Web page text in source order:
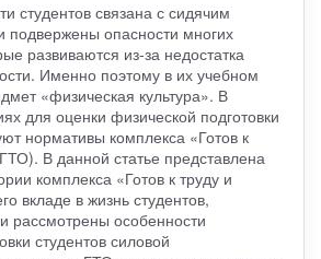
студентов связана с сидячим
подвержены опасности многих
развиваются из-за недостатка
Именно поэтому в их учебном
«физическая культура». В
для оценки физической подготовки
нормативы комплекса «Готов к
В данной статье представлена
комплекса «Готов к труду и
вкладе в жизнь студентов,
рассмотрены особенности
студентов силовой